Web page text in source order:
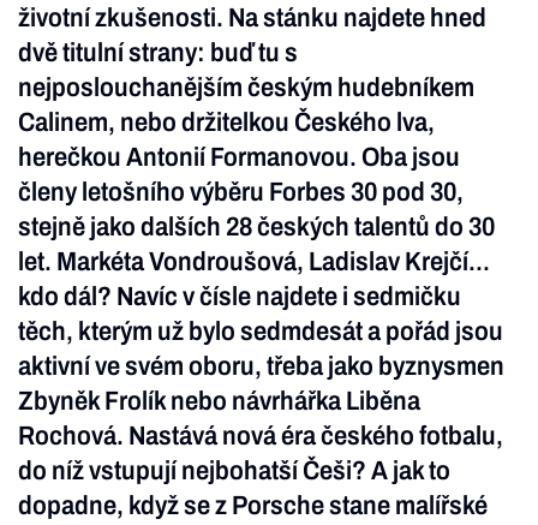
životní zkušenosti. Na stánku najdete hned
dvě titulní strany: buď tu s
nejposlouchanějším českým hudebníkem
Calinem, nebo držitelkou Českého lva,
herečkou Antonií Formanovou. Oba jsou
členy letošního výběru Forbes 30 pod 30,
stejně jako dalších 28 českých talentů do 30
let. Markéta Vondroušová, Ladislav Krejčí...
kdo dál? Navíc v čísle najdete i sedmičku
těch, kterým už bylo sedmdesát a pořád jsou
aktivní ve svém oboru, třeba jako byznysmen
Zbyněk Frolík nebo návrhářka Liběna
Rochová. Nastává nová éra českého fotbalu,
do níž vstupují nejbohatší Češi? A jak to
dopadne, když se z Porsche stane malířské